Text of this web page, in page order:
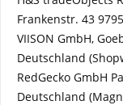
Frankenstr. 43
VIISON GmbH,
Deutschland
RedGecko GmbH
Deutschland